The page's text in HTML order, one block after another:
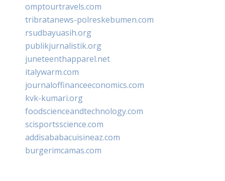
omptourtravels.com
tribratanews-polreskebumen.com
rsudbayuasih.org
publikjurnalistik.org
juneteenthapparel.net
italywarm.com
journaloffinanceeconomics.com
kvk-kumari.org
foodscienceandtechnology.com
scisportsscience.com
addisababacuisineaz.com
burgerimcamas.com